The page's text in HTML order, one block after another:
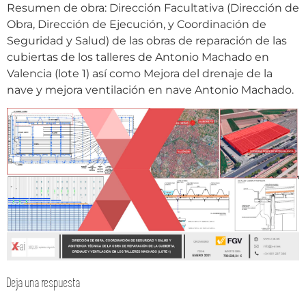
Resumen de obra: Dirección Facultativa (Dirección de
Obra, Dirección de Ejecución, y Coordinación de
Seguridad y Salud) de las obras de reparación de las
cubiertas de los talleres de Antonio Machado en
Valencia (lote 1) así como Mejora del drenaje de la
nave y mejora ventilación en nave Antonio Machado.
Deja una respuesta